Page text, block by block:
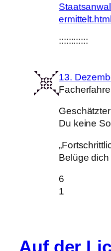
ermittelt.html
::::::::::::
13.
Du keine
Belüge
6
1
Auf der